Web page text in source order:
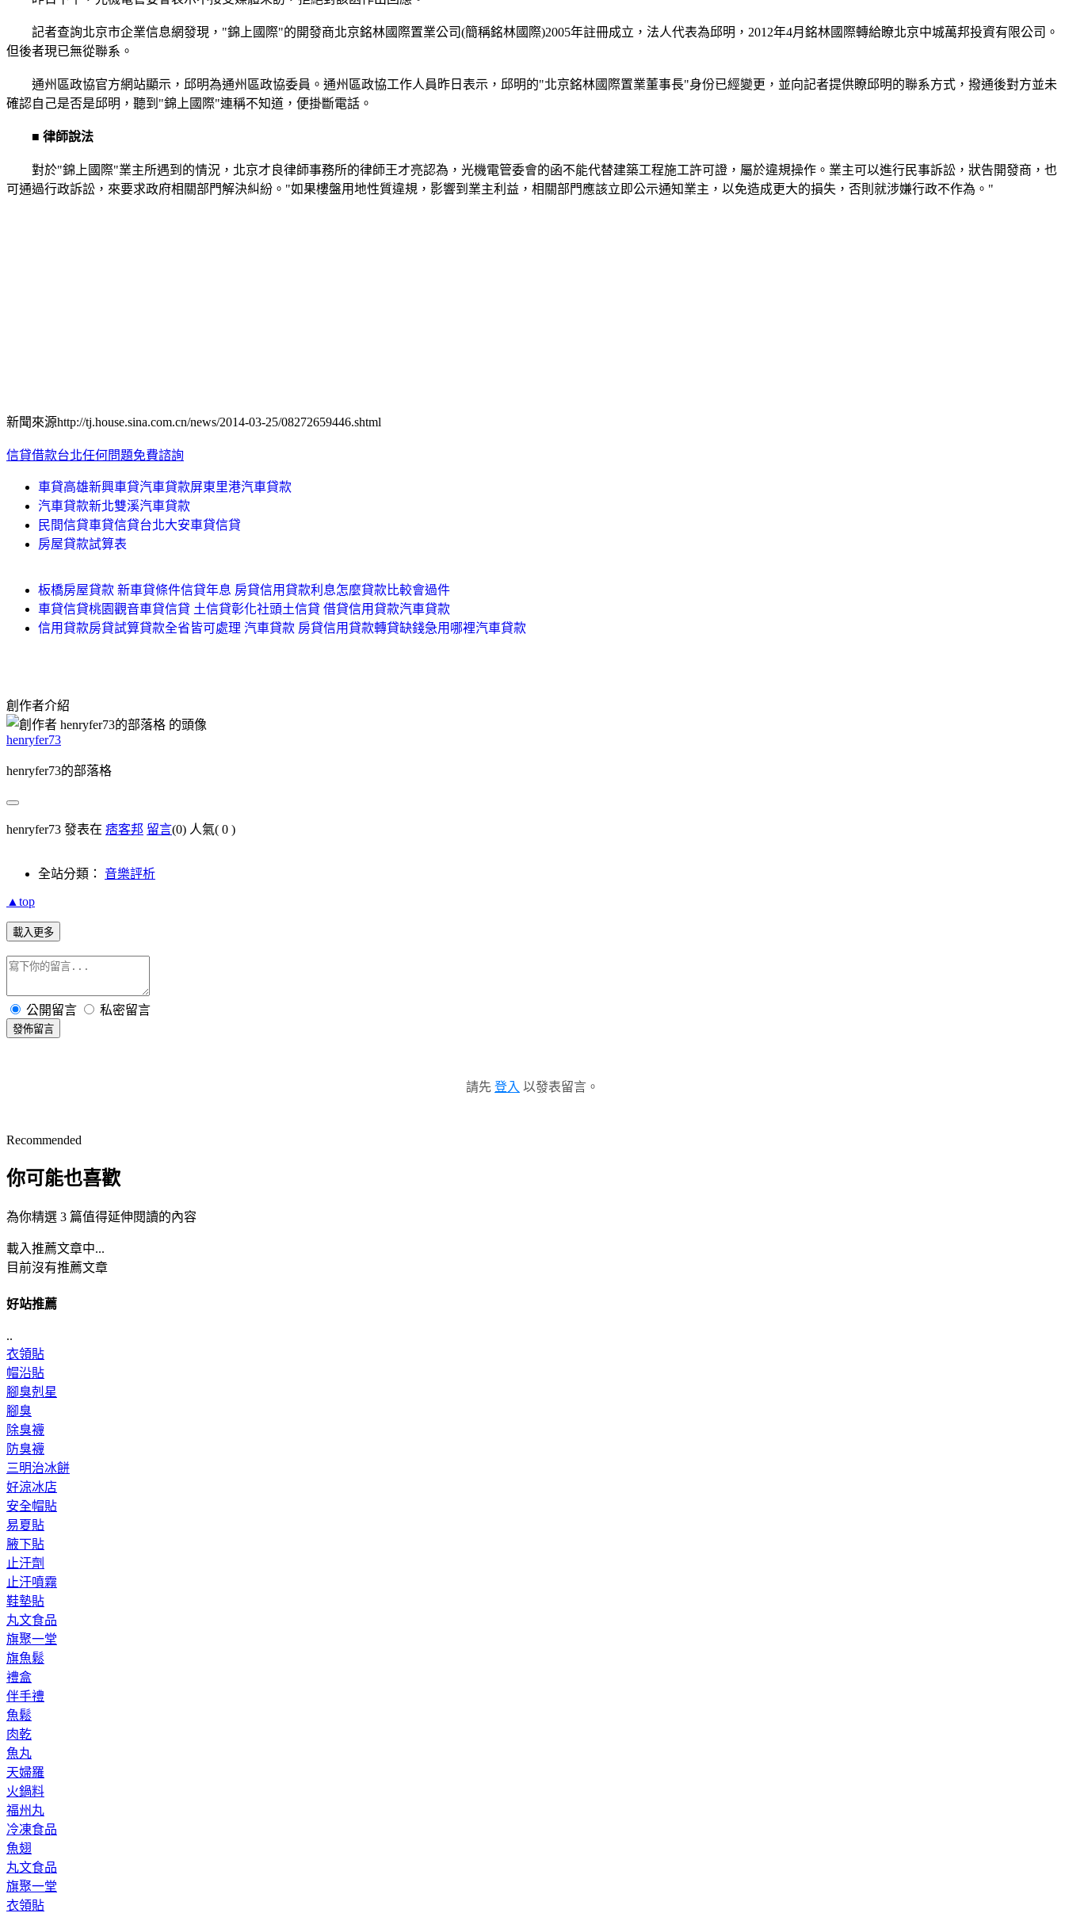
記者查詢北京市企業信息網發現，"錦上國際"的開發商北京銘林國際置業公司(簡稱銘林國際)2005年註冊成立，法人代表為邱明，2012年4月銘林國際轉給瞭北京中城萬邦投資有限公司。
但後者現已無從聯系。
通州區政協官方網站顯示，邱明為通州區政協委員。通州區政協工作人員昨日表示，邱明的"北京銘林國際置業董事長"身份已經變更，並向記者提供瞭邱明的聯系方式，撥通後對方並未
確認自己是否是邱明，聽到"錦上國際"連稱不知道，便掛斷電話。
■ 律師說法
對於"錦上國際"業主所遇到的情況，北京才良律師事務所的律師王才亮認為，光機電管委會的函不能代替建築工程施工許可證，屬於違規操作。業主可以進行民事訴訟，狀告開發商，也
可通過行政訴訟，來要求政府相關部門解決糾紛。"如果樓盤用地性質違規，影響到業主利益，相關部門應該立即公示通知業主，以免造成更大的損失，否則就涉嫌行政不作為。"
新聞來源http://tj.house.sina.com.cn/news/2014-03-25/08272659446.shtml
信貸借款台北任何問題免費諮詢
車貸高雄新興車貸汽車貸款屏東里港汽車貸款
汽車貸款新北雙溪汽車貸款
民間信貸車貸信貸台北大安車貸信貸
房屋貸款試算表
板橋房屋貸款 新車貸條件信貸年息 房貸信用貸款利息怎麼貸款比較會過件
車貸信貸桃園觀音車貸信貸 土信貸彰化社頭土信貸 借貸信用貸款汽車貸款
信用貸款房貸試算貸款全省皆可處理 汽車貸款 房貸信用貸款轉貸缺錢急用哪裡汽車貸款
創作者介紹
henryfer73
henryfer73的部落格
henryfer73 發表在 痞客邦 留言(0) 人氣( 0 )
全站分類： 音樂評析
▲top
載入更多
公開留言 私密留言
發佈留言
請先 登入 以發表留言。
Recommended
你可能也喜歡
為你精選 3 篇值得延伸閱讀的內容
載入推薦文章中...
目前沒有推薦文章
好站推薦
..
衣領貼
帽沿貼
腳臭剋星
腳臭
除臭襪
防臭襪
三明治冰餅
好涼冰店
安全帽貼
易夏貼
腋下貼
止汗劑
止汗噴霧
鞋墊貼
丸文食品
旗聚一堂
旗魚鬆
禮盒
伴手禮
魚鬆
肉乾
魚丸
天婦羅
火鍋料
福州丸
冷凍食品
魚翅
丸文食品
旗聚一堂
衣領貼